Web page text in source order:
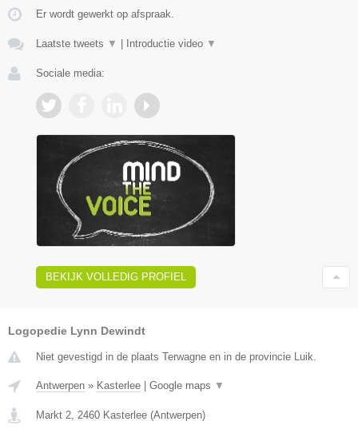
Er wordt gewerkt op afspraak.
Laatste tweets ▼ | Introductie video ▼
Sociale media:
BEKIJK VOLLEDIG PROFIEL
Logopedie Lynn Dewindt
Niet gevestigd in de plaats Terwagne en in de provincie Luik.
Antwerpen » Kasterlee | Google maps ▼
Markt 2 2460 Kasterlee (Antwerpen)